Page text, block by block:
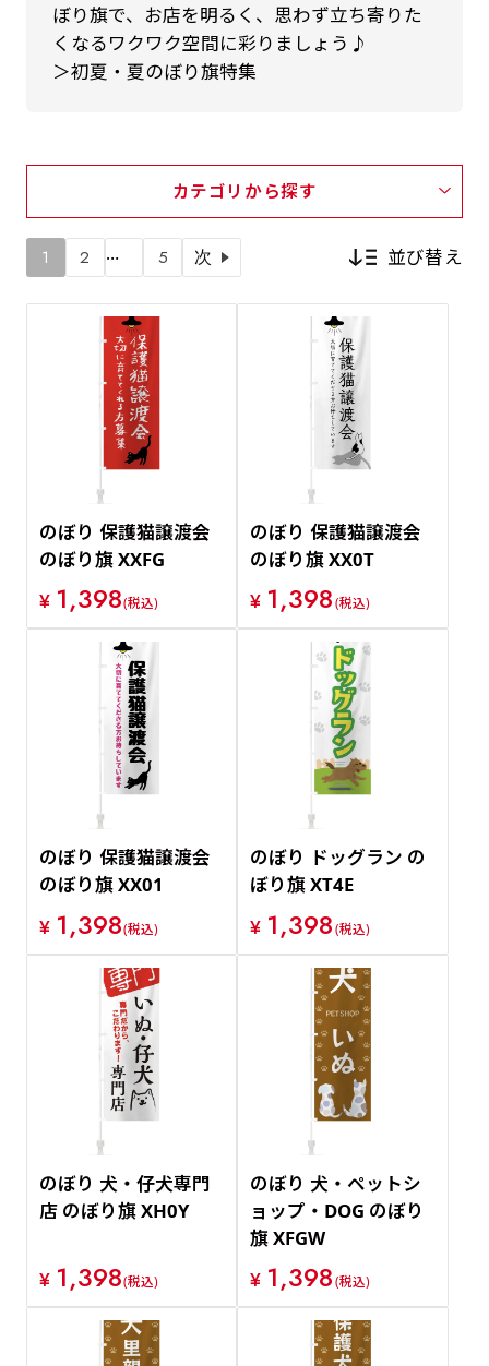
ぼり旗で、お店を明るく、思わず立ち寄りた
くなるワクワク空間に彩りましょう♪
＞初夏・夏のぼり旗特集
カテゴリから探す
1 2 … 5 次 並び替え
新着順
価格が安い順
価格が高い順
のぼり 保護猫譲渡会
のぼり旗 XXFG
¥ 1,398(税込)
のぼり 保護猫譲渡会
のぼり旗 XX0T
¥ 1,398(税込)
のぼり 保護猫譲渡会
のぼり旗 XX01
¥ 1,398(税込)
のぼり ドッグラン の
ぼり旗 XT4E
¥ 1,398(税込)
のぼり 犬・仔犬専門
店 のぼり旗 XH0Y
¥ 1,398(税込)
のぼり 犬・ペットシ
ョップ・DOG のぼり
旗 XFGW
¥ 1,398(税込)